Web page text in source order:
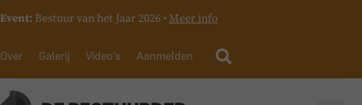
Event: Bestuur van het Jaar 2026 • Meer info
Over Galerij Video’s Aanmelden